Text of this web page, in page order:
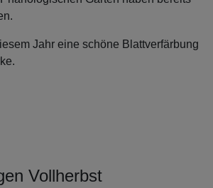
Jahr eine schöne Blattverfärbung
Vollherbst